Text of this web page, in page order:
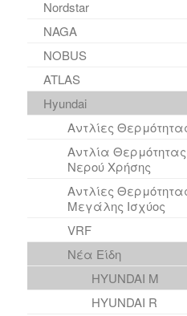
Nordstar
NAGA
NOBUS
ATLAS
Hyundai
Αντλίες
Αντλία
Νερού Χρήσης
Αντλίες
Μεγάλης Ισχύος
VRF
Νέα Είδη
HYUNDAI M
HYUNDAI R